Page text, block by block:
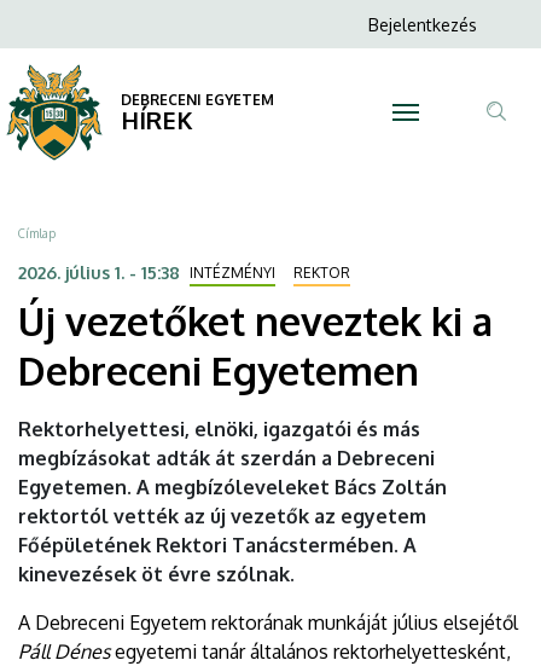
vezetőket
neveztek
a
Debreceni
Egyetemen
DEBRECENI
EGYETEM
a
tartalomra
Anonim
menüje
Bejelentkezés
DEBRECENI EGYETEM
HÍREK
Morzsa
Címlap
2026. július 1. - 15:38 INTÉZMÉNYI REKTOR
Új vezetőket neveztek ki a
Debreceni Egyetemen
Rektorhelyettesi, elnöki, igazgatói és más
megbízásokat adták át szerdán a Debreceni
Egyetemen. A megbízóleveleket Bács Zoltán
rektortól vették az új vezetők az egyetem
Főépületének Rektori Tanácstermében. A
kinevezések öt évre szólnak.
A Debreceni Egyetem rektorának munkáját július elsejétől
Páll Dénesegyetemi tanár általános rektorhelyettesként,